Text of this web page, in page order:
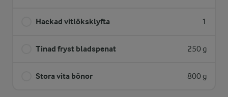
Hackad vitlöksklyfta 1
Tinad fryst bladspenat 250 g
Stora vita bönor 800 g